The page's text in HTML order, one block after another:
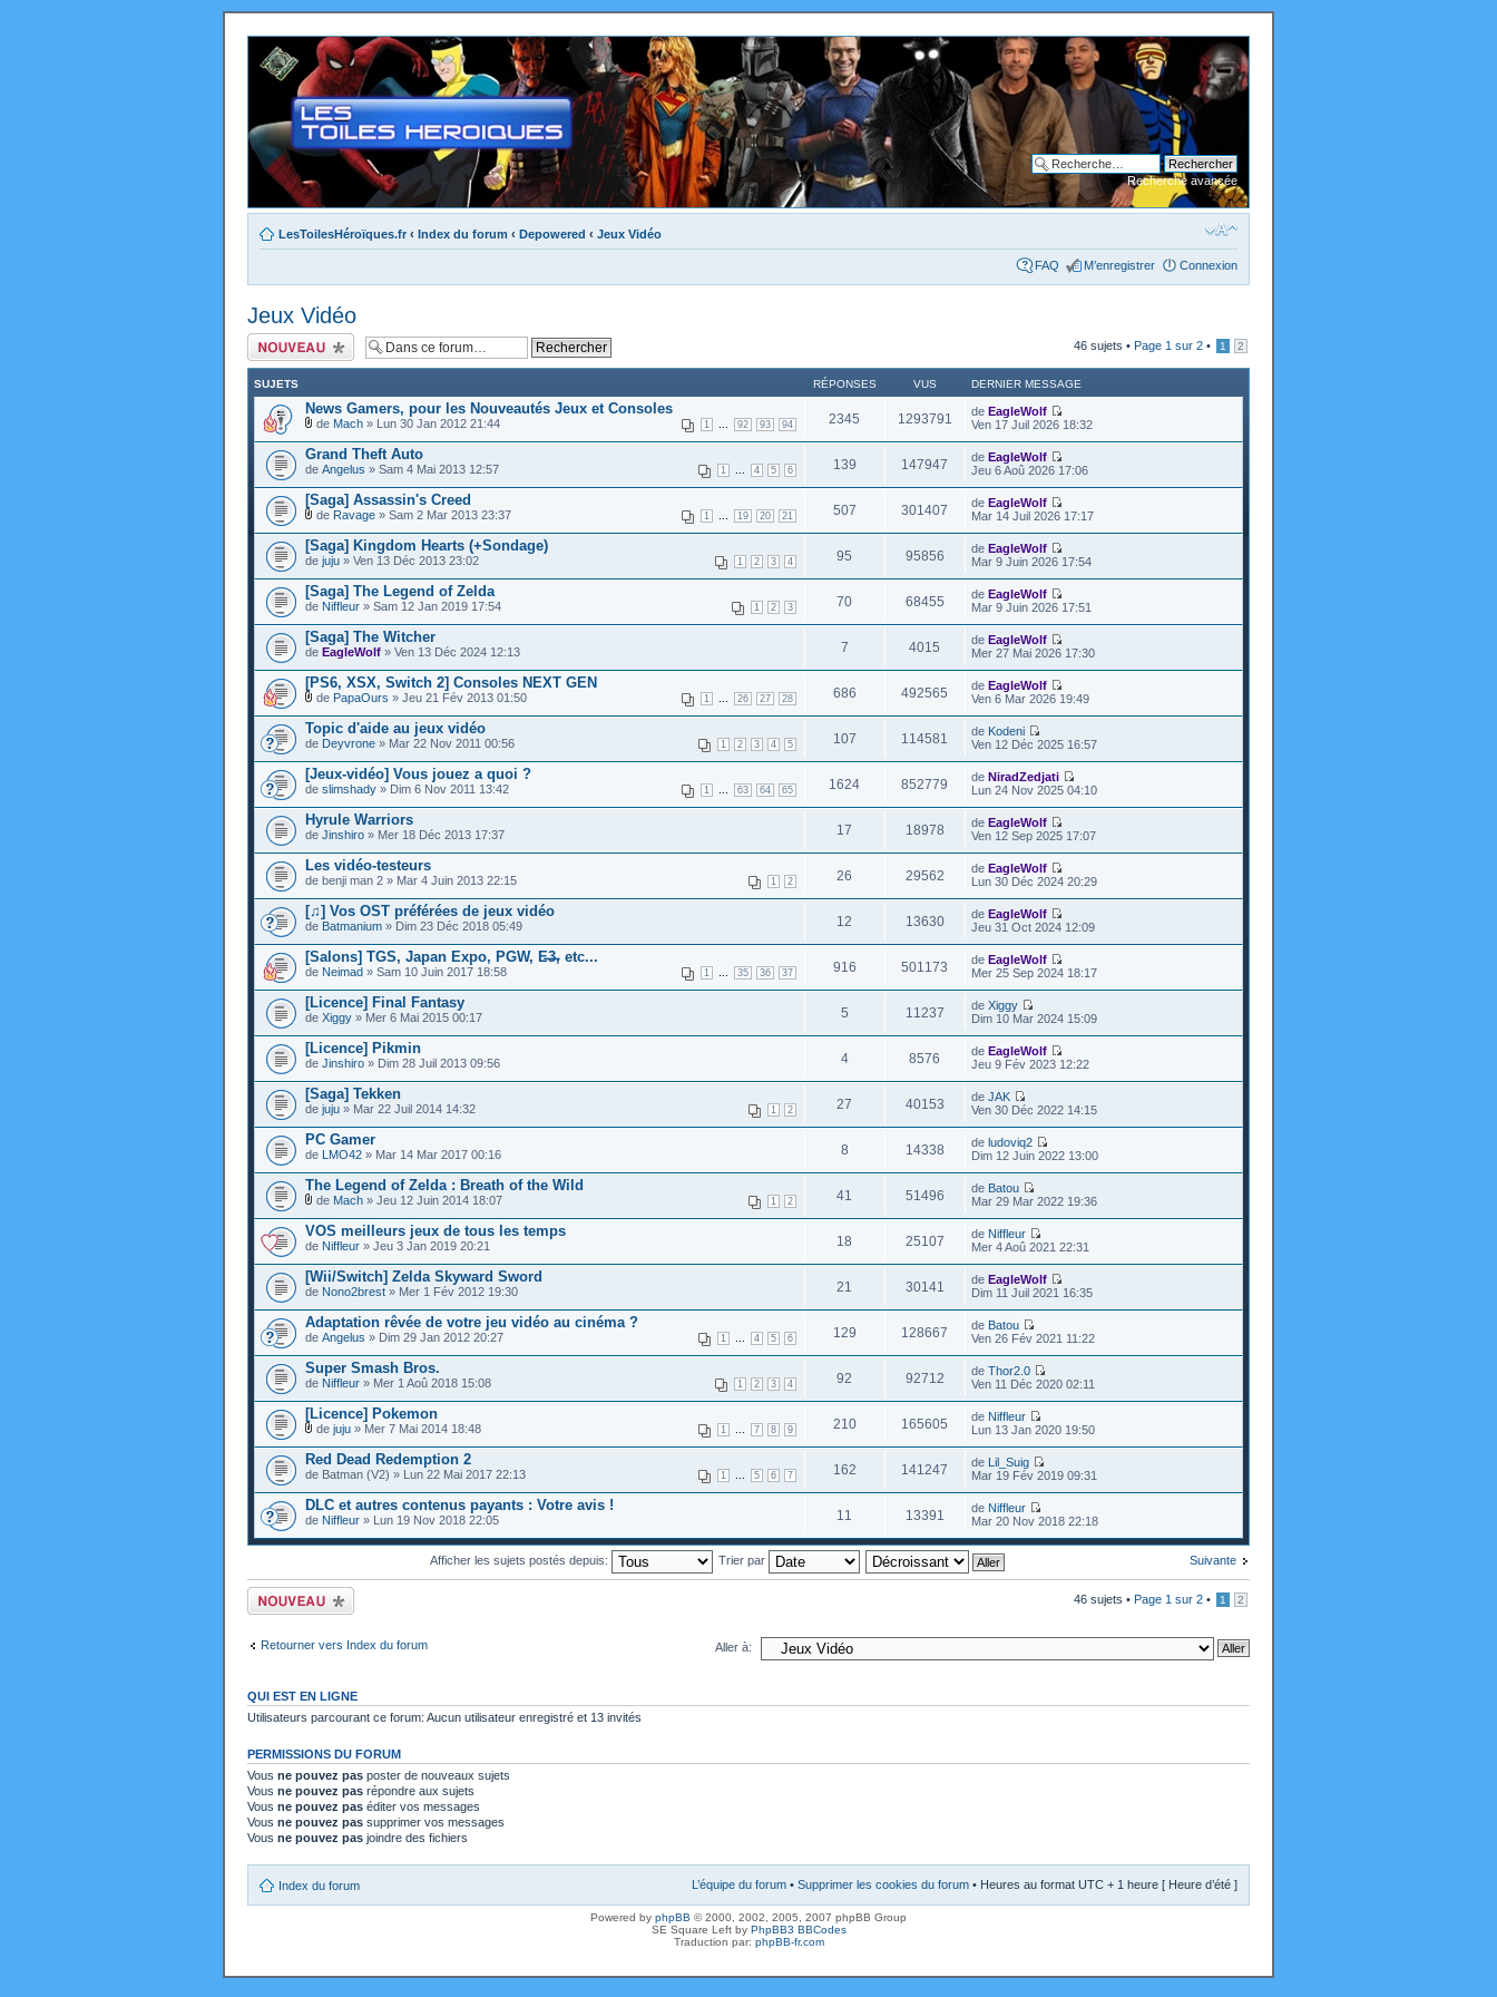
Recherche avancée
LesToilesHéroïques.fr ‹ Index du forum ‹ Depowered ‹ Jeux Vidéo
FAQ M’enregistrer Connexion
Jeux Vidéo
Ecrire un nouveau
sujet
46 sujets • Page 1 sur 2 • 1 2
SUJETS RÉPONSES VUS DERNIER MESSAGE
News Gamers, pour les Nouveautés Jeux et Consoles
1 92 93 94
de Mach » Lun 30 Jan 2012 21:44 2345 1293791 de EagleWolf
Ven 17 Juil 2026 18:32
Grand Theft Auto
1 4 5 6
de Angelus » Sam 4 Mai 2013 12:57 139 147947 de EagleWolf
Jeu 6 Aoû 2026 17:06
[Saga] Assassin's Creed
1 19 20 21
de Ravage » Sam 2 Mar 2013 23:37 507 301407 de EagleWolf
Mar 14 Juil 2026 17:17
[Saga] Kingdom Hearts (+Sondage)
1 2 3 4
de juju » Ven 13 Déc 2013 23:02 95 95856 de EagleWolf
Mar 9 Juin 2026 17:54
[Saga] The Legend of Zelda
1 2 3
de Niffleur » Sam 12 Jan 2019 17:54 70 68455 de EagleWolf
Mar 9 Juin 2026 17:51
[Saga] The Witcher
de EagleWolf » Ven 13 Déc 2024 12:13 7 4015 de EagleWolf
Mer 27 Mai 2026 17:30
[PS6, XSX, Switch 2] Consoles NEXT GEN
1 26 27 28
de PapaOurs » Jeu 21 Fév 2013 01:50 686 492565 de EagleWolf
Ven 6 Mar 2026 19:49
Topic d'aide au jeux vidéo
1 2 3 4 5
de Deyvrone » Mar 22 Nov 2011 00:56 107 114581 de Kodeni
Ven 12 Déc 2025 16:57
[Jeux-vidéo] Vous jouez a quoi ?
1 63 64 65
de slimshady » Dim 6 Nov 2011 13:42 1624 852779 de NiradZedjati
Lun 24 Nov 2025 04:10
Hyrule Warriors
de Jinshiro » Mer 18 Déc 2013 17:37 17 18978 de EagleWolf
Ven 12 Sep 2025 17:07
Les vidéo-testeurs
1 2
de benji man 2 » Mar 4 Juin 2013 22:15 26 29562 de EagleWolf
Lun 30 Déc 2024 20:29
[♫] Vos OST préférées de jeux vidéo
de Batmanium » Dim 23 Déc 2018 05:49 12 13630 de EagleWolf
Jeu 31 Oct 2024 12:09
[Salons] TGS, Japan Expo, PGW, E̶3̶, etc...
1 35 36 37
de Neimad » Sam 10 Juin 2017 18:58 916 501173 de EagleWolf
Mer 25 Sep 2024 18:17
[Licence] Final Fantasy
de Xiggy » Mer 6 Mai 2015 00:17 5 11237 de Xiggy
Dim 10 Mar 2024 15:09
[Licence] Pikmin
de Jinshiro » Dim 28 Juil 2013 09:56 4 8576 de EagleWolf
Jeu 9 Fév 2023 12:22
[Saga] Tekken
1 2
de juju » Mar 22 Juil 2014 14:32 27 40153 de JAK
Ven 30 Déc 2022 14:15
PC Gamer
de LMO42 » Mar 14 Mar 2017 00:16 8 14338 de ludoviq2
Dim 12 Juin 2022 13:00
The Legend of Zelda : Breath of the Wild
1 2
de Mach » Jeu 12 Juin 2014 18:07 41 51496 de Batou
Mar 29 Mar 2022 19:36
VOS meilleurs jeux de tous les temps
de Niffleur » Jeu 3 Jan 2019 20:21 18 25107 de Niffleur
Mer 4 Aoû 2021 22:31
[Wii/Switch] Zelda Skyward Sword
de Nono2brest » Mer 1 Fév 2012 19:30 21 30141 de EagleWolf
Dim 11 Juil 2021 16:35
Adaptation rêvée de votre jeu vidéo au cinéma ?
1 4 5 6
de Angelus » Dim 29 Jan 2012 20:27 129 128667 de Batou
Ven 26 Fév 2021 11:22
Super Smash Bros.
1 2 3 4
de Niffleur » Mer 1 Aoû 2018 15:08 92 92712 de Thor2.0
Ven 11 Déc 2020 02:11
[Licence] Pokemon
1 7 8 9
de juju » Mer 7 Mai 2014 18:48 210 165605 de Niffleur
Lun 13 Jan 2020 19:50
Red Dead Redemption 2
1 5 6 7
de Batman (V2) » Lun 22 Mai 2017 22:13 162 141247 de Lil_Suig
Mar 19 Fév 2019 09:31
DLC et autres contenus payants : Votre avis !
de Niffleur » Lun 19 Nov 2018 22:05 11 13391 de Niffleur
Mar 20 Nov 2018 22:18
Suivante
Afficher les sujets postés depuis: Trier par
Ecrire un nouveau
sujet
46 sujets • Page 1 sur 2 • 1 2
Retourner vers Index du forum Aller à:
QUI EST EN LIGNE
Utilisateurs parcourant ce forum: Aucun utilisateur enregistré et 13 invités
PERMISSIONS DU FORUM
Vous ne pouvez pas poster de nouveaux sujets
Vous ne pouvez pas répondre aux sujets
Vous ne pouvez pas éditer vos messages
Vous ne pouvez pas supprimer vos messages
Vous ne pouvez pas joindre des fichiers
Index du forum L’équipe du forum • Supprimer les cookies du forum • Heures au format UTC + 1 heure [ Heure d’été ]
Powered by phpBB © 2000, 2002, 2005, 2007 phpBB Group
SE Square Left by PhpBB3 BBCodes
Traduction par: phpBB-fr.com